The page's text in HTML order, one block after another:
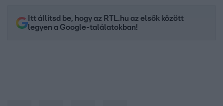
Itt állítsd be, hogy az RTL.hu az elsők között
legyen a Google-találatokban!